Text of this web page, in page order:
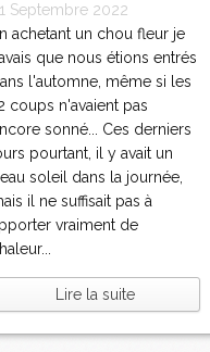
Septembre 2022
achetant un chou fleur je
que nous étions entrés
l'automne, même si les
coups n'avaient pas
sonné... Ces derniers
pourtant, il y avait un
soleil dans la journée,
il ne suffisait pas à
vraiment de
Lire la suite